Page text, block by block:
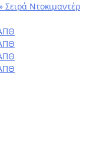
Ντοκιμαντέρ